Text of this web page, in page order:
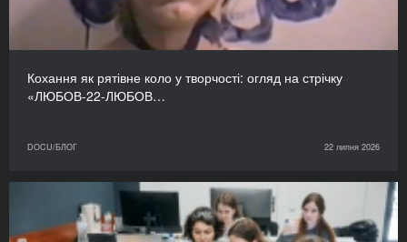
Кохання як рятівне коло у творчості: огляд на стрічку
«ЛЮБОВ-22-ЛЮБОВ…
DOCU/БЛОГ 22 липня 2026